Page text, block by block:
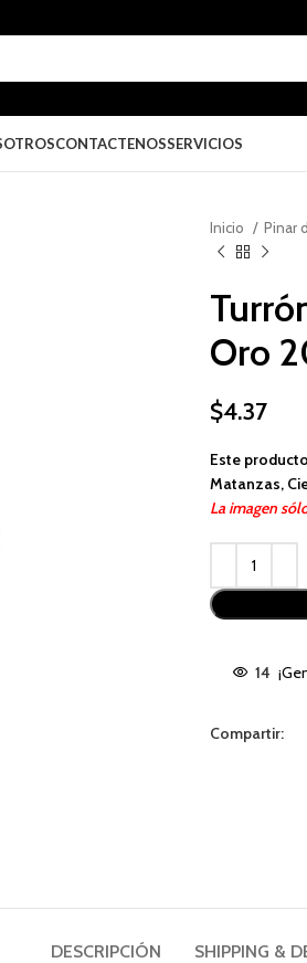
CONTACTENOSSERVICIOS
Inicio Pinar
Oro
$4.37
Este
Matanzas,
La imagen
14
Compartir:
DESCRIPCIÓN SHIPPING &